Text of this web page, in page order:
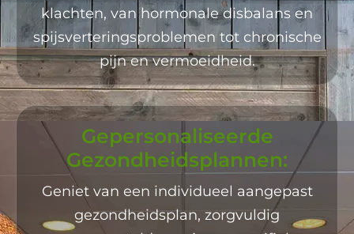
klachten, van hormonale disbalans en
spijsverteringsproblemen tot chronische
pijn en vermoeidheid.
Gepersonaliseerde
Gezondheidsplannen:
Geniet van een individueel aangepast
gezondheidsplan, zorgvuldig